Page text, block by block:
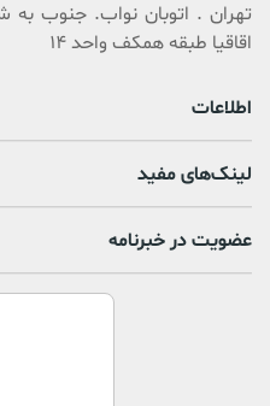
تهران . اتوبان نواب. جنوب
اقاقیا طبقه همکف واحد 14
اطلاعات
لینک‌های مفید
عضویت در خبرنامه